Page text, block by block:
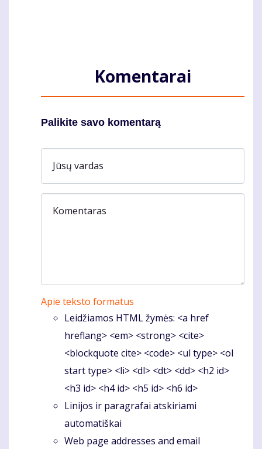
Komentarai
Palikite savo komentarą
Jūsų vardas
Komentaras
Apie teksto formatus
Leidžiamos HTML žymės: <a href
hreflang> <em> <strong> <cite>
<blockquote cite> <code> <ul type> <ol
start type> <li> <dl> <dt> <dd> <h2 id>
<h3 id> <h4 id> <h5 id> <h6 id>
Linijos ir paragrafai atskiriami
automatiškai
Web page addresses and email